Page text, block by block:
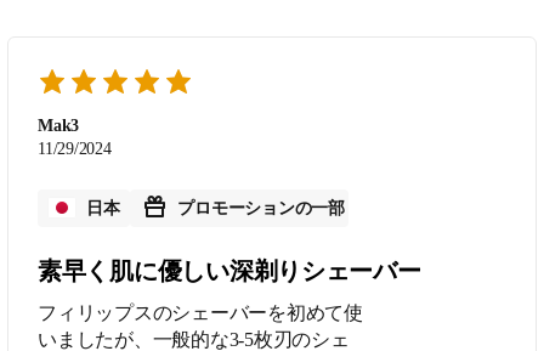
Mak3
11/29/2024
日本 プロモーションの一部
素早く肌に優しい深剃りシェーバー
フィリップスのシェーバーを初めて使
いましたが、一般的な3-5枚刃のシェ